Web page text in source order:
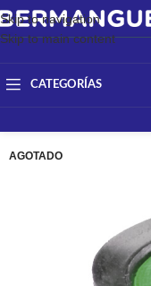
Skip to navigation
Skip to main content
CATEGORÍAS
AGOTADO